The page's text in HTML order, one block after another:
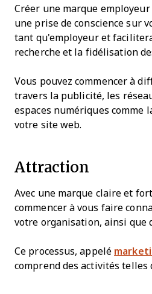
Créer une marque
une prise de conscience sur
tant qu'employeur et
recherche et la fidélisation
Vous pouvez commencer à
travers la publicité, les
espaces numériques comme
votre site web.
Attraction
Avec une marque claire et
commencer à vous faire
votre organisation, ainsi que
Ce processus, appelé
comprend des activités telles